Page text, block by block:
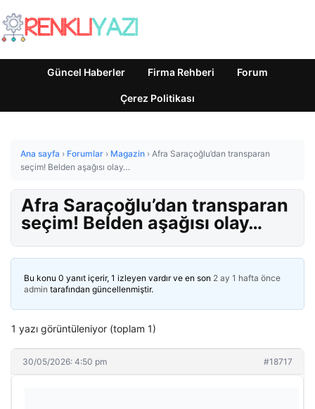
Güncel Haberler Firma Rehberi Forum
Çerez Politikası
Ana sayfa › Forumlar › Magazin › Afra Saraçoğlu’dan transparan
seçim! Belden aşağısı olay…
Afra Saraçoğlu’dan transparan
seçim! Belden aşağısı olay…
Bu konu 0 yanıt içerir, 1 izleyen vardır ve en son 2 ay 1 hafta önce
admin tarafından güncellenmiştir.
1 yazı görüntüleniyor (toplam 1)
30/05/2026: 4:50 pm #18717